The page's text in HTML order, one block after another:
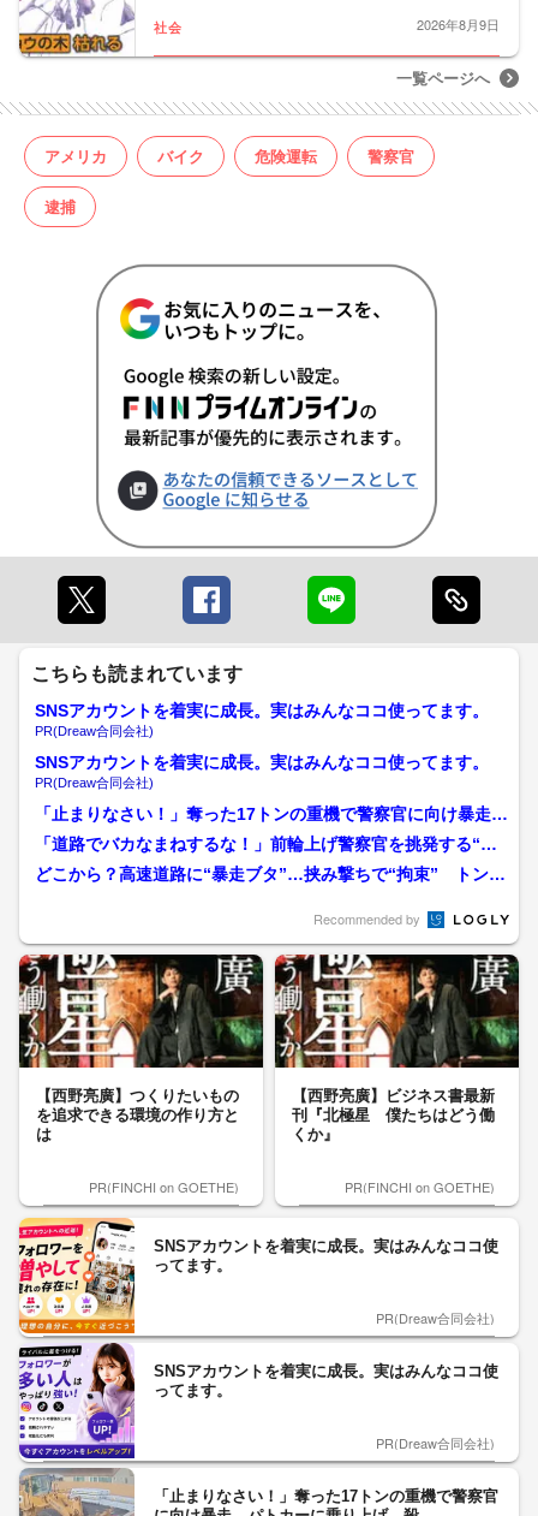
社会 2026年8月9日
一覧ページへ
アメリカ バイク 危険運転 警察官
逮捕
こちらも読まれています
SNSアカウントを着実に成長。実はみんなココ使ってます。
PR(Dreaw合同会社)
SNSアカウントを着実に成長。実はみんなココ使ってます。
PR(Dreaw合同会社)
「止まりなさい！」奪った17トンの重機で警察官に向け暴走…
パトカーに乗り上げ 殺...
「道路でバカなまねするな！」前輪上げ警察官を挑発する“ウ
ィリー集団” 確保された...
どこから？高速道路に“暴走ブタ”…挟み撃ちで“拘束” トンネ
Recommended by
【西野亮廣】つくりたいもの
を追求できる環境の作り方と
は
PR(FINCHI on GOETHE)
【西野亮廣】ビジネス書最新
刊『北極星 僕たちはどう働
くか』
PR(FINCHI on GOETHE)
SNSアカウントを着実に成長。実はみんなココ使
ってます。
PR(Dreaw合同会社)
SNSアカウントを着実に成長。実はみんなココ使
ってます。
PR(Dreaw合同会社)
「止まりなさい！」奪った17トンの重機で警察官